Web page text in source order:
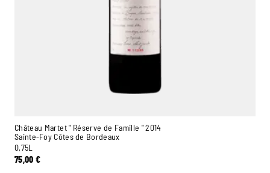
Château Martet " Réserve de Famille " 2014
Sainte-Foy Côtes de Bordeaux
0,75L
75,00€